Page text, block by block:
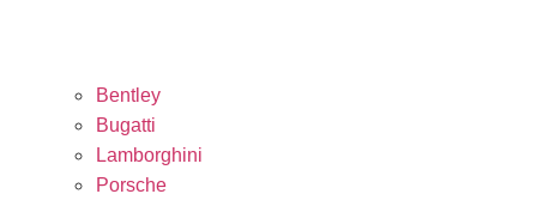
Bentley
Bugatti
Lamborghini
Porsche